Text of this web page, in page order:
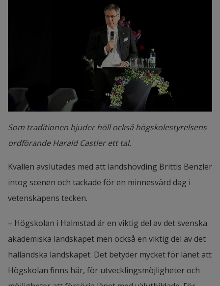
Som traditionen bjuder höll också högskolestyrelsens
ordförande Harald Castler ett tal.
Kvällen avslutades med att landshövding Brittis Benzler
intog scenen och tackade för en minnesvärd dag i
vetenskapens tecken.
– Högskolan i Halmstad är en viktig del av det svenska
akademiska landskapet men också en viktig del av det
halländska landskapet. Det betyder mycket för länet att
Högskolan finns här, för utvecklingsmöjligheter och